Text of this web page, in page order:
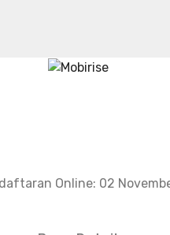
Online: 02